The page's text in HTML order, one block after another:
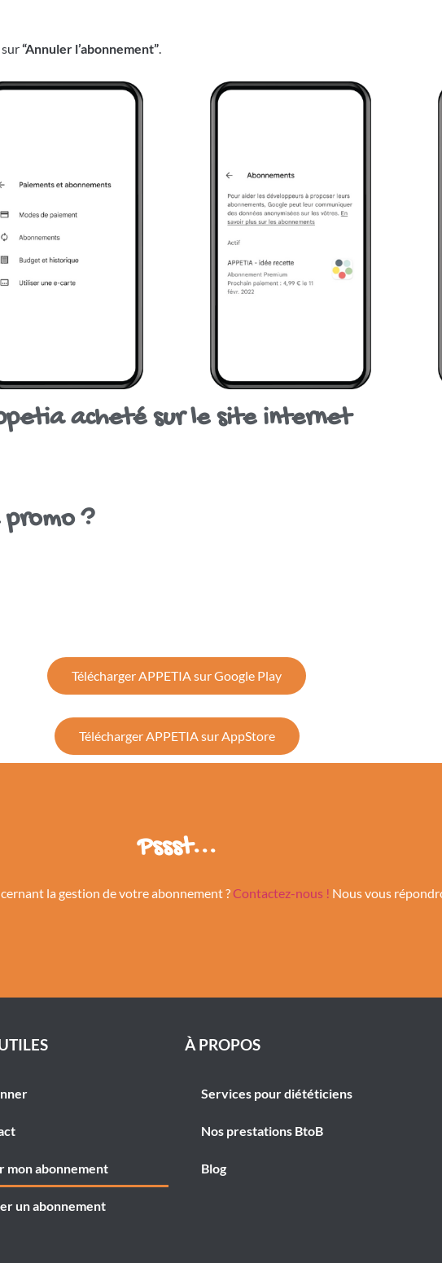
sur“Annuler l’abonnement”
acheté sur le site internet
?
Télécharger APPETIA sur Google Play
Télécharger APPETIA sur AppStore
Pssst...
la gestion de votre abonnement ? Contactez-nous ! Nous vous
mon abonnement
un abonnement
À PROPOS
Services pour diététiciens
Nos prestations BtoB
Blog